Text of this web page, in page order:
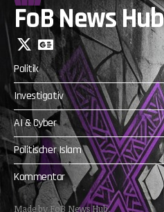
FoB News Hub
Politik
Investigativ
AI & Cyber
Politischer Islam
Kommentar
Made by FoB News Hub.